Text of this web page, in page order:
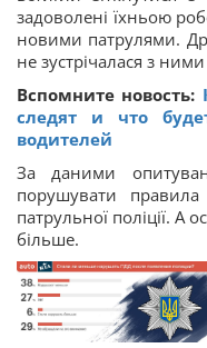
задоволені їхньою
новими патрулями.
не зустрічалася з
Вспомните новость:
следят и что
водителей
За даними
порушувати
патрульної поліції. А
більше.